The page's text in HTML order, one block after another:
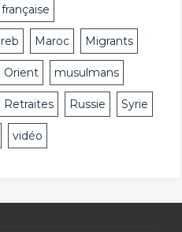
Maroc Migrants
Orient musulmans
Retraites Russie Syrie
vidéo